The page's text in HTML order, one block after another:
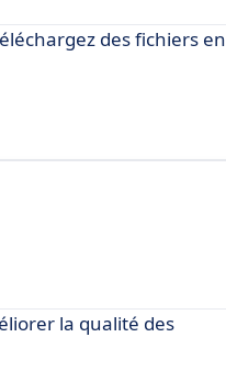
des fichiers en
la qualité des